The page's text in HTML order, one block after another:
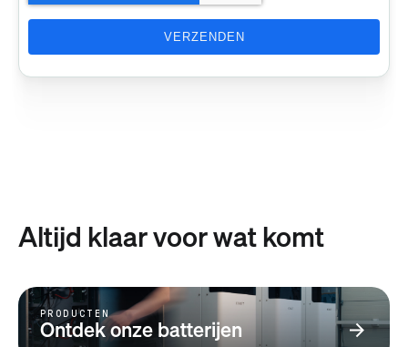
Altijd klaar voor wat komt
PRODUCTEN
Ontdek onze batterijen